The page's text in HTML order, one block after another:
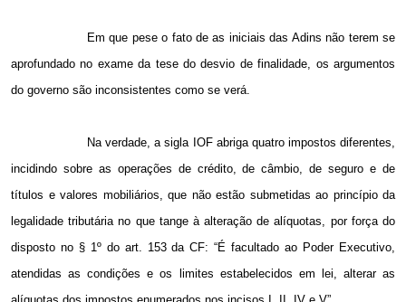
Em que pese o fato de as iniciais das Adins não terem se
aprofundado no exame da tese do desvio de finalidade, os argumentos
do governo são inconsistentes como se verá.
Na verdade, a sigla IOF abriga quatro impostos diferentes,
incidindo sobre as operações de crédito, de câmbio, de seguro e de
títulos e valores mobiliários, que não estão submetidas ao princípio da
legalidade tributária no que tange à alteração de alíquotas, por força do
disposto no § 1º do art. 153 da CF: “É facultado ao Poder Executivo,
atendidas as condições e os limites estabelecidos em lei, alterar as